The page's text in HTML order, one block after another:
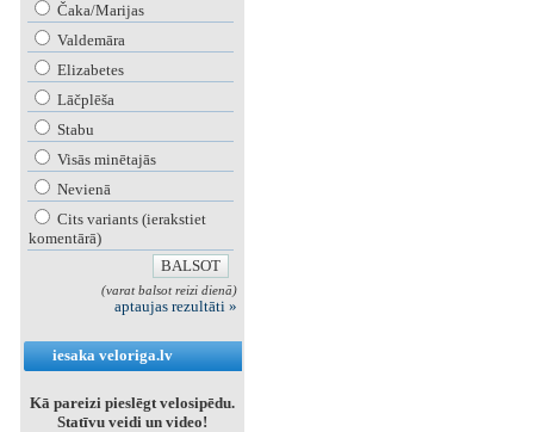
Čaka/Marijas
Valdemāra
Elizabetes
Lāčplēša
Stabu
Visās minētajās
Nevienā
Cits variants (ierakstiet
komentārā)
(varat balsot reizi dienā)
aptaujas rezultāti »
iesaka veloriga.lv
Kā pareizi pieslēgt velosipēdu.
Statīvu veidi un video!